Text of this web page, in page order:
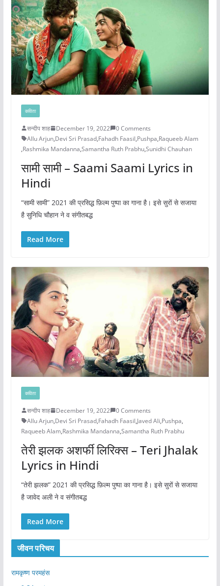
कविता
सन्दीप शाह December 19, 2022
0 Comments
Allu Arjun,Devi Sri Prasad,Fahadh Faasil,Pushpa,Raqueeb Alam
,Rashmika Mandanna,Samantha Ruth Prabhu,Sunidhi Chauhan
सामी सामी – Saami Saami Lyrics in
Hindi
“सामी सामी” 2021 की प्रसिद्ध फ़िल्म पुष्पा का गाना है। इसे सुरों से सजाया
है सुनिधि चौहान ने व संगीतबद्ध
Read More
कविता
सन्दीप शाह December 19, 2022
0 Comments
Allu Arjun,Devi Sri Prasad,Fahadh Faasil,Javed Ali,Pushpa,
Raqueeb Alam,Rashmika Mandanna,Samantha Ruth Prabhu
तेरी झलक अशर्फी लिरिक्स – Teri Jhalak
Lyrics in Hindi
“तेरी झलक” 2021 की प्रसिद्ध फ़िल्म पुष्पा का गाना है। इसे सुरों से सजाया
है जावेद अली ने व संगीतबद्ध
Read More
जीवन परिचय
रामकृष्ण परमहंस